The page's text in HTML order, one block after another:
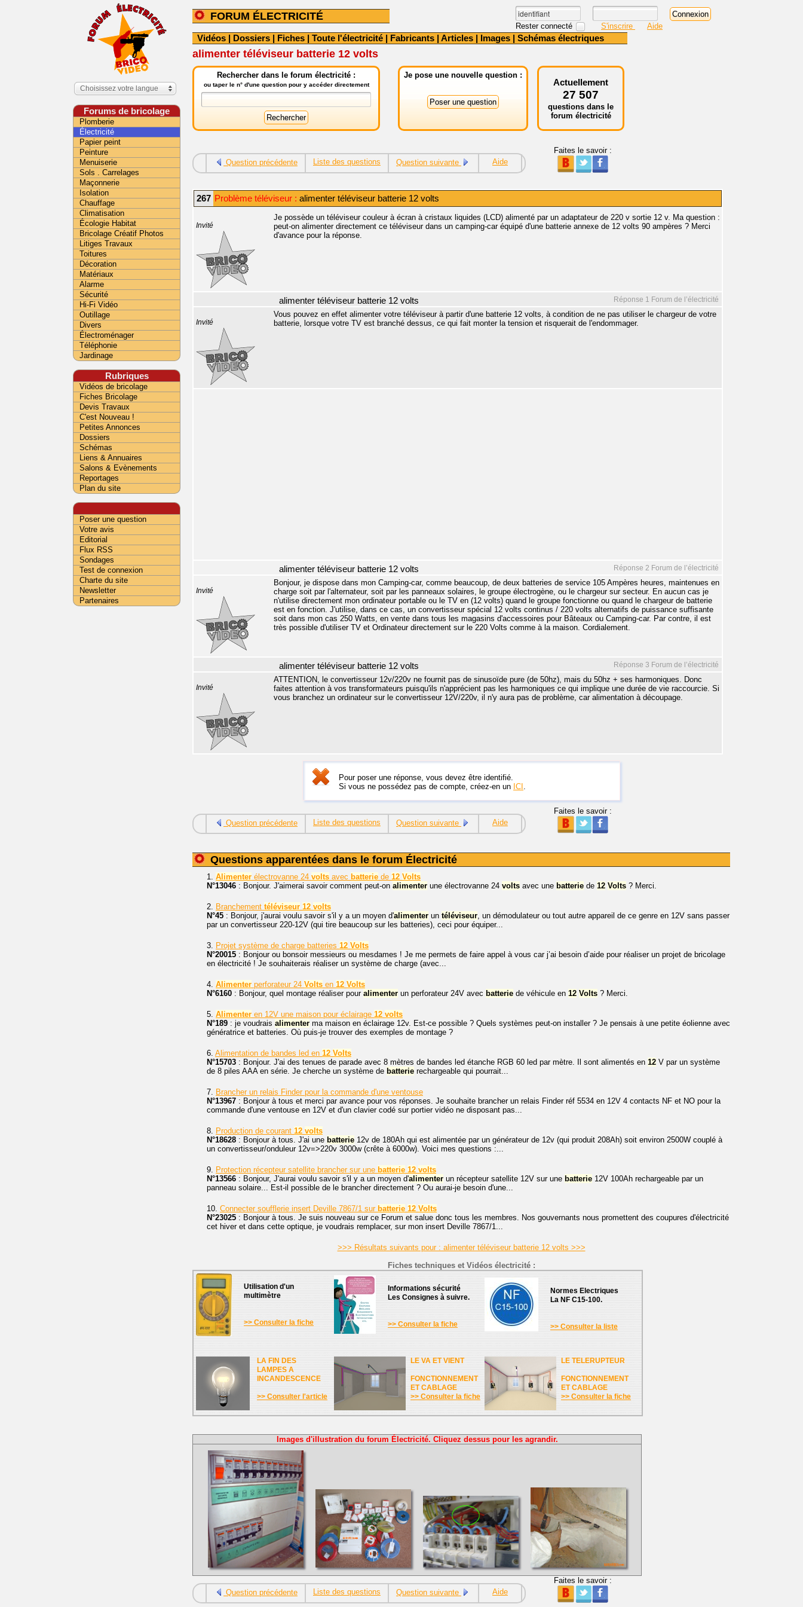
FORUM ÉLECTRICITÉ
Rester connecté S'inscrire Aide
Vidéos | Dossiers | Fiches | Toute l'électricité | Fabricants | Articles | Images | Schémas électriques
alimenter téléviseur batterie 12 volts
Rechercher dans le forum électricité :
ou taper le n° d'une question pour y accéder directement
Je pose une nouvelle question :
Actuellement
27 507
questions dans le
forum électricité
Question précédente Liste des questions Question suivante Aide
Faites le savoir :
267 Problème téléviseur : alimenter téléviseur batterie 12 volts
Invité
Je possède un téléviseur couleur à écran à cristaux liquides (LCD) alimenté par un adaptateur de 220 v sortie 12 v. Ma question :
peut-on alimenter directement ce téléviseur dans un camping-car équipé d'une batterie annexe de 12 volts 90 ampères ? Merci
d'avance pour la réponse.
Réponse 1 Forum de l’électricité
alimenter téléviseur batterie 12 volts
Invité
Vous pouvez en effet alimenter votre téléviseur à partir d'une batterie 12 volts, à condition de ne pas utiliser le chargeur de votre
batterie, lorsque votre TV est branché dessus, ce qui fait monter la tension et risquerait de l'endommager.
Réponse 2 Forum de l’électricité
alimenter téléviseur batterie 12 volts
Invité
Bonjour, je dispose dans mon Camping-car, comme beaucoup, de deux batteries de service 105 Ampères heures, maintenues en
charge soit par l'alternateur, soit par les panneaux solaires, le groupe électrogène, ou le chargeur sur secteur. En aucun cas je
n'utilise directement mon ordinateur portable ou le TV en (12 volts) quand le groupe fonctionne ou quand le chargeur de batterie
est en fonction. J'utilise, dans ce cas, un convertisseur spécial 12 volts continus / 220 volts alternatifs de puissance suffisante
soit dans mon cas 250 Watts, en vente dans tous les magasins d'accessoires pour Bâteaux ou Camping-car. Par contre, il est
très possible d'utiliser TV et Ordinateur directement sur le 220 Volts comme à la maison. Cordialement.
Réponse 3 Forum de l’électricité
alimenter téléviseur batterie 12 volts
Invité
ATTENTION, le convertisseur 12v/220v ne fournit pas de sinusoïde pure (de 50hz), mais du 50hz + ses harmoniques. Donc
faites attention à vos transformateurs puisqu'ils n'apprécient pas les harmoniques ce qui implique une durée de vie raccourcie. Si
vous branchez un ordinateur sur le convertisseur 12V/220v, il n'y aura pas de problème, car alimentation à découpage.
Pour poser une réponse, vous devez être identifié.
Si vous ne possédez pas de compte, créez-en un ICI .
Question précédente Liste des questions Question suivante Aide
Faites le savoir :
Questions apparentées dans le forum Électricité
1. Alimenter électrovanne 24 volts avec batterie de 12 Volts
N°13046 : Bonjour. J'aimerai savoir comment peut-on alimenter une électrovanne 24 volts avec une batterie de 12 Volts ? Merci.
2. Branchement téléviseur 12 volts
N°45 : Bonjour, j'aurai voulu savoir s'il y a un moyen d'alimenter un téléviseur, un démodulateur ou tout autre appareil de ce genre en 12V sans passer
par un convertisseur 220-12V (qui tire beaucoup sur les batteries), ceci pour équiper...
3. Projet système de charge batteries 12 Volts
N°20015 : Bonjour ou bonsoir messieurs ou mesdames ! Je me permets de faire appel à vous car j’ai besoin d’aide pour réaliser un projet de bricolage
en électricité ! Je souhaiterais réaliser un système de charge (avec...
4. Alimenter perforateur 24 Volts en 12 Volts
N°6160 : Bonjour, quel montage réaliser pour alimenter un perforateur 24V avec batterie de véhicule en 12 Volts ? Merci.
5. Alimenter en 12V une maison pour éclairage 12 volts
N°189 : je voudrais alimenter ma maison en éclairage 12v. Est-ce possible ? Quels systèmes peut-on installer ? Je pensais à une petite éolienne avec
génératrice et batteries. Où puis-je trouver des exemples de montage ?
6. Alimentation de bandes led en 12 Volts
N°15703 : Bonjour. J'ai des tenues de parade avec 8 mètres de bandes led étanche RGB 60 led par mètre. Il sont alimentés en 12 V par un système
de 8 piles AAA en série. Je cherche un système de batterie rechargeable qui pourrait...
7. Brancher un relais Finder pour la commande d'une ventouse
N°13967 : Bonjour à tous et merci par avance pour vos réponses. Je souhaite brancher un relais Finder réf 5534 en 12V 4 contacts NF et NO pour la
commande d'une ventouse en 12V et d'un clavier codé sur portier vidéo ne disposant pas...
8. Production de courant 12 volts
N°18628 : Bonjour à tous. J'ai une batterie 12v de 180Ah qui est alimentée par un générateur de 12v (qui produit 208Ah) soit environ 2500W couplé à
un convertisseur/onduleur 12v=>220v 3000w (crête à 6000w). Voici mes questions :...
9. Protection récepteur satellite brancher sur une batterie 12 volts
N°13566 : Bonjour, J'aurai voulu savoir s'il y a un moyen d'alimenter un récepteur satellite 12V sur une batterie 12V 100Ah rechargeable par un
panneau solaire... Est-il possible de le brancher directement ? Ou aurai-je besoin d'une...
10. Connecter soufflerie insert Deville 7867/1 sur batterie 12 Volts
N°23025 : Bonjour à tous. Je suis nouveau sur ce Forum et salue donc tous les membres. Nos gouvernants nous promettent des coupures d'électricité
cet hiver et dans cette optique, je voudrais remplacer, sur mon insert Deville 7867/1...
>>> Résultats suivants pour : alimenter téléviseur batterie 12 volts >>>
Fiches techniques et Vidéos électricité :
Utilisation d'un
multimètre
>> Consulter la fiche
Informations sécurité
Les Consignes à suivre.
>> Consulter la fiche
Normes Electriques
La NF C15-100.
>> Consulter la liste
LA FIN DES
LAMPES A
INCANDESCENCE
>> Consulter l'article
LE VA ET VIENT
FONCTIONNEMENT
ET CABLAGE
>> Consulter la fiche
LE TELERUPTEUR
FONCTIONNEMENT
ET CABLAGE
>> Consulter la fiche
Images d'illustration du forum Électricité. Cliquez dessus pour les agrandir.
Question précédente Liste des questions Question suivante Aide
Faites le savoir :
Choisissez votre langue
Forums de bricolage
Plomberie
Électricité
Papier peint
Peinture
Menuiserie
Sols . Carrelages
Maçonnerie
Isolation
Chauffage
Climatisation
Écologie Habitat
Bricolage Créatif Photos
Litiges Travaux
Toitures
Décoration
Matériaux
Alarme
Sécurité
Hi-Fi Vidéo
Outillage
Divers
Électroménager
Téléphonie
Jardinage
Rubriques
Vidéos de bricolage
Fiches Bricolage
Devis Travaux
C'est Nouveau !
Petites Annonces
Dossiers
Schémas
Liens & Annuaires
Salons & Evènements
Reportages
Plan du site
Poser une question
Votre avis
Editorial
Flux RSS
Sondages
Test de connexion
Charte du site
Newsletter
Partenaires